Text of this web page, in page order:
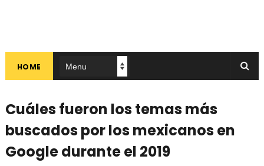
HOME
Cuáles fueron los temas más
buscados por los mexicanos en
Google durante el 2019